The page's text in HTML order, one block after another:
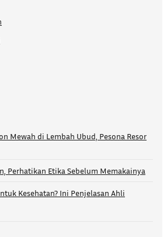
Mewah di Lembah Ubud, Pesona Resor
Perhatikan Etika Sebelum Memakainya
Kesehatan? Ini Penjelasan Ahli